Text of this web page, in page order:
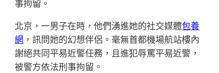
事拘留。
北京，一男子在時，他們湧進她的社交媒體包養
網 ，訊問她的幻想伴侶。毫無首都機場航站樓內
謝絕共同平易近警任務，且進犯辱罵平易近警，
被警方依法刑事拘留。